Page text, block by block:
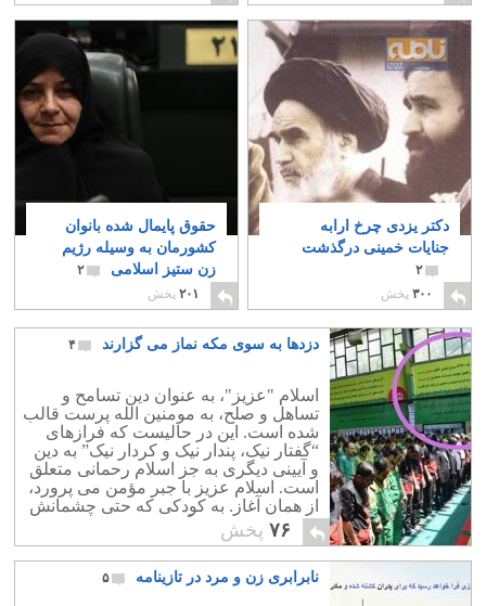
۴
دکتر یزدی چرخ ارابه
جنایات خمینی درگذشت
۲
۳۰۰ پخش
حقوق پایمال شده بانوان
کشورمان به وسیله رژیم
زن ستیز اسلامی
۲
۲۰۱ پخش
دزدها به سوی مکه نماز می گزارند ۴
اسلام "عزیز"، به عنوان دین تسامح و
تساهل و صلح، به مومنین الله پرست قالب
شده است. این در حالیست که فرازهای
“گفتار نیک، پندار نیک و کردار نیک” به دین
و آیینی دیگری به جز اسلام رحمانی متعلق
است. اسلام عزیز با جبر مؤمن می پرورد،
از همان آغاز. به کودکی که حتی چشمانش
درست نمی بیند و گوش هایش به خوبی
نمی شنود و تفکیک دیداری و شنیداری
ندارد، می خوراند که الله پرست است و
این تجاوز به حق آزادی انسان در نوزادی را
۷۶ پخش
نابرابری زن و مرد در تازینامه ۵